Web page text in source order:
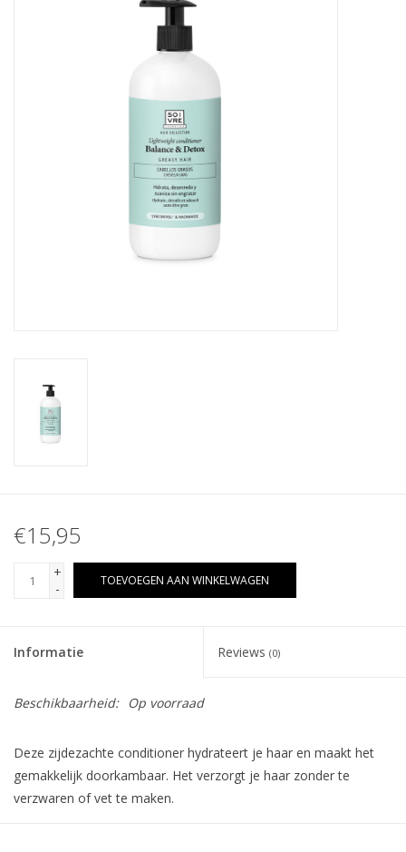
€15,95
+
-
TOEVOEGEN AAN WINKELWAGEN
Informatie Reviews (0)
Beschikbaarheid: Op voorraad
Deze zijdezachte conditioner hydrateert je haar en maakt het
gemakkelijk doorkambaar. Het verzorgt je haar zonder te
verzwaren of vet te maken.